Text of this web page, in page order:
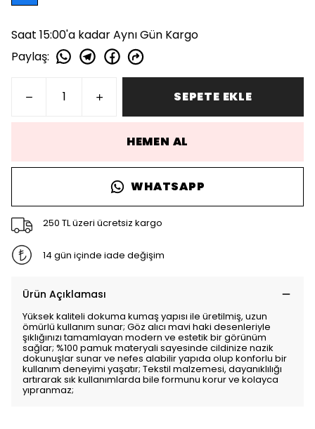
Saat 15:00'a kadar Aynı Gün Kargo
Paylaş:
SEPETE EKLE
HEMEN AL
WHATSAPP
250 TL üzeri ücretsiz kargo
14 gün içinde iade değişim
Ürün Açıklaması
Yüksek kaliteli dokuma kumaş yapısı ile üretilmiş, uzun
ömürlü kullanım sunar; Göz alıcı mavi haki desenleriyle
şıklığınızı tamamlayan modern ve estetik bir görünüm
sağlar; %100 pamuk materyali sayesinde cildinize nazik
dokunuşlar sunar ve nefes alabilir yapıda olup konforlu bir
kullanım deneyimi yaşatır; Tekstil malzemesi, dayanıklılığı
artırarak sık kullanımlarda bile formunu korur ve kolayca
yıpranmaz;